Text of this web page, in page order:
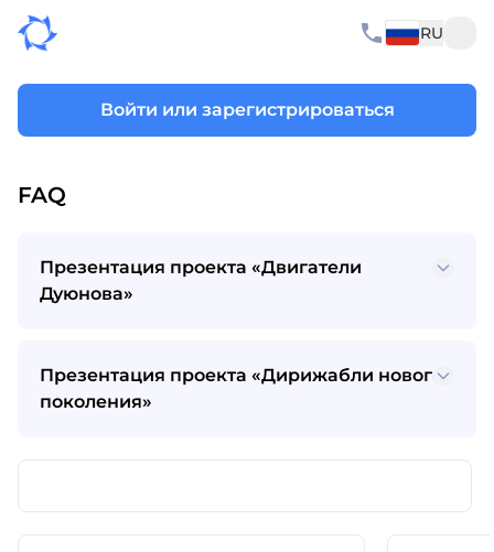
RU
Войти или зарегистрироваться
FAQ
Презентация проекта «Двигатели
Дуюнова»
Презентация проекта «Дирижабли нового
поколения»